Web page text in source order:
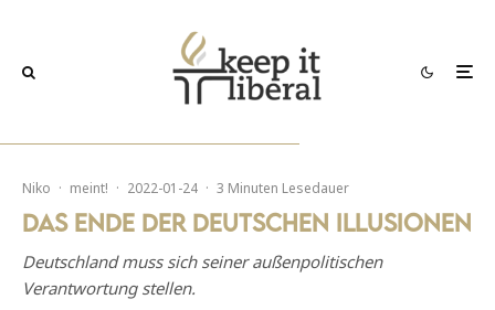
Niko · meint! · 2022-01-24 · 3 Minuten Lesedauer
Das Ende der deutschen Illusionen
Deutschland muss sich seiner außenpolitischen
Verantwortung stellen.